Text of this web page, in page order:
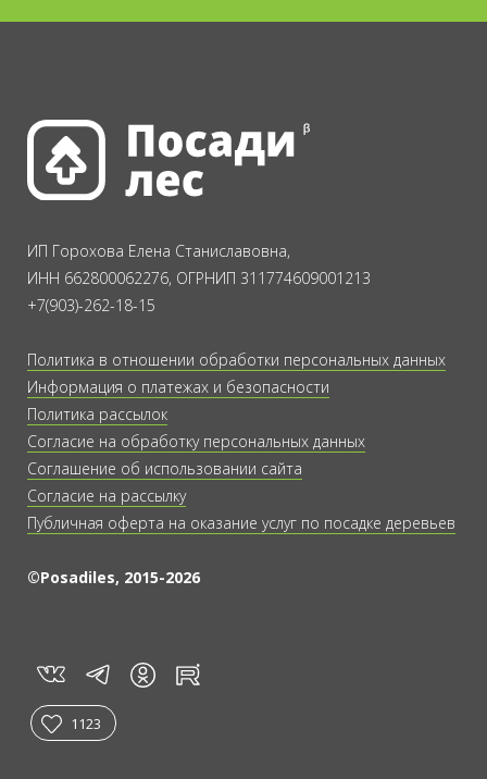
ИП Горохова Елена Станиславовна,
ИНН 662800062276, ОГРНИП 311774609001213
+7(903)-262-18-15
Политика в отношении обработки персональных данных
Информация о платежах и безопасности
Политика рассылок
Согласие на обработку персональных данных
Соглашение об использовании сайта
Согласие на рассылку
Публичная оферта на оказание услуг по посадке деревьев
©Posadiles, 2015-2026
vk tg in rt
1123